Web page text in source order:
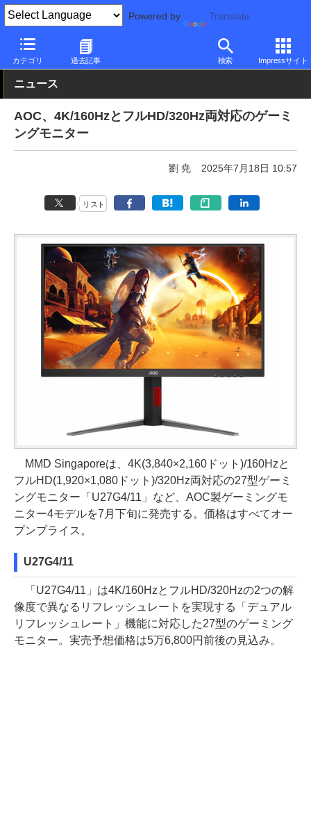
Powered by Translate
カテゴリ 過去記事 検索 Impressサイト
PC Watch 半導体/周辺機器 AOC
ニュース
AOC、4K/160HzとフルHD/320Hz両対応のゲーミ
ングモニター
劉 尭 2025年7月18日 10:57
リスト
MMD Singaporeは、4K(3,840×2,160ドット)/160Hzと
フルHD(1,920×1,080ドット)/320Hz両対応の27型ゲーミ
ングモニター「U27G4/11」など、AOC製ゲーミングモ
ニター4モデルを7月下旬に発売する。価格はすべてオー
プンプライス。
U27G4/11
「U27G4/11」は4K/160HzとフルHD/320Hzの2つの解
像度で異なるリフレッシュレートを実現する「デュアル
リフレッシュレート」機能に対応した27型のゲーミング
モニター。実売予想価格は5万6,800円前後の見込み。